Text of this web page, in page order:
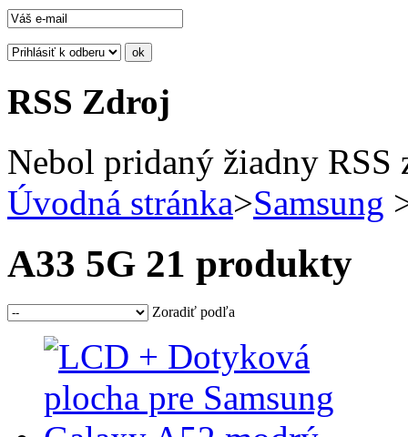
RSS Zdroj
Nebol pridaný žiadny RSS
Úvodná stránka>Samsung
A33 5G 21 produkty
Zoradiť podľa